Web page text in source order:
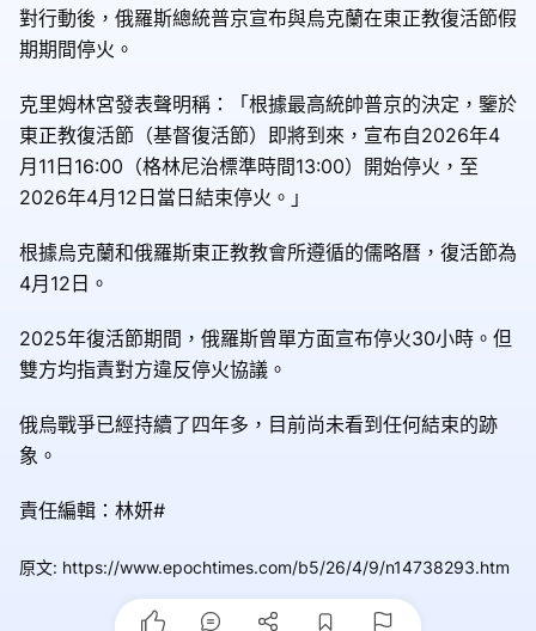
對行動後，俄羅斯總統普京宣布與烏克蘭在東正教復活節假
期期間停火。
克里姆林宮發表聲明稱：「根據最高統帥普京的決定，鑒於
東正教復活節（基督復活節）即將到來，宣布自2026年4
月11日16:00（格林尼治標準時間13:00）開始停火，至
2026年4月12日當日結束停火。」
根據烏克蘭和俄羅斯東正教教會所遵循的儒略曆，復活節為
4月12日。
2025年復活節期間，俄羅斯曾單方面宣布停火30小時。但
雙方均指責對方違反停火協議。
俄烏戰爭已經持續了四年多，目前尚未看到任何結束的跡
象。
責任編輯：林妍#
原文: https://www.epochtimes.com/b5/26/4/9/n14738293.htm